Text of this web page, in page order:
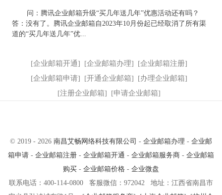
问：腾讯企业邮箱升级“买几年送几年”优惠活动还有吗？
答：没有了。腾讯企业邮箱自2023年10月份起已经取消了所有渠
道的“买几年送几年”优...
[企业邮箱开通] [企业邮箱办理] [企业邮箱注册]
[企业邮箱申请] [开通企业邮箱] [办理企业邮箱]
[注册企业邮箱] [申请企业邮箱]
© 2019 - 2026 南昌艾畅网络科技有限公司 - 企业邮箱办理 - 企业邮
箱申请 - 企业邮箱注册 - 企业邮箱开通 - 企业邮箱服务商 - 企业邮箱
购买 - 企业邮箱价格 - 企业微盘
联系电话：400-114-0800 客服微信：972042 地址：江西省南昌市